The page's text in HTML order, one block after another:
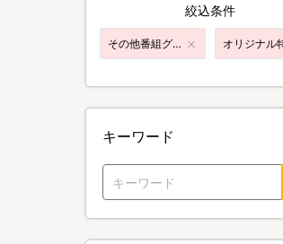
絞込条件
その他番組グッズ
キーワード